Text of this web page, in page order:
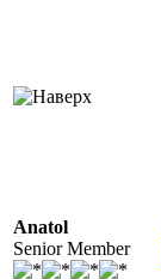
Anatol
Senior Member